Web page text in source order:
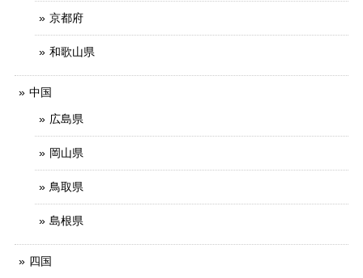
京都府
和歌山県
中国
広島県
岡山県
鳥取県
島根県
四国